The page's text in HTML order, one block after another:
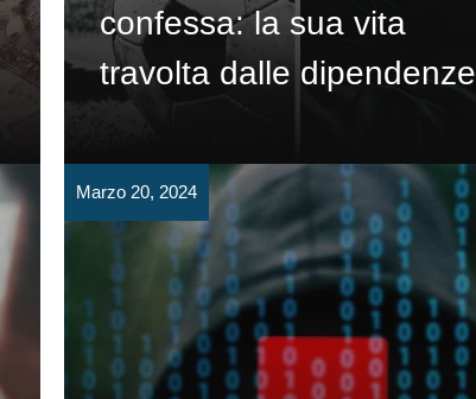
confessa: la sua vita
travolta dalle dipendenze
Marzo 20, 2024